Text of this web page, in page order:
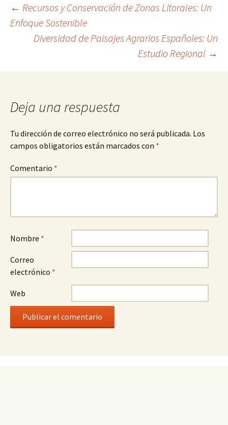
Navegación
entradas
← Recursos y Conservación de Zonas Litorales: Un
Enfoque Sostenible
Diversidad de Paisajes Agrarios Españoles: Un
Estudio Regional →
Deja una respuesta
Tu dirección de correo electrónico no será publicada. Los
campos obligatorios están marcados con *
Comentario *
Nombre *
Correo
electrónico *
Web